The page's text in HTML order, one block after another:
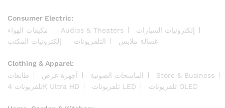
Consumer Electric:
مكيفات الهواء
Audios & Theaters
إلكترونيات السيارات
إلكترونيات المكتب
التلفزيونات غسالة ملابس
Clothing & Apparel:
طابعات
أجهزة عرض الماسحات الضوئية
Store & Business
تلفزيونات 4K Ultra HD
تلفزيونات LED تلفزيونات OLED